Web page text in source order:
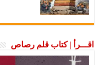
| كتاب قلم رصاص